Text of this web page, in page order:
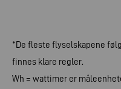
*De fleste flyselskapene
finnes klare regler.
Wh = wattimer er